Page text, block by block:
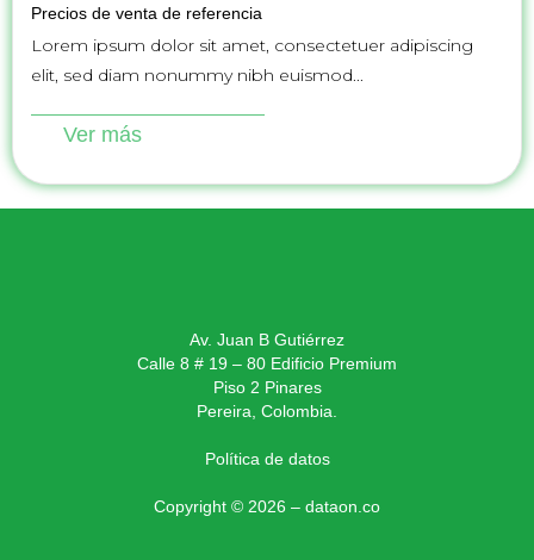
Precios de venta de referencia
Lorem ipsum dolor sit amet, consectetuer adipiscing
elit, sed diam nonummy nibh euismod...
Ver más
Av. Juan B Gutiérrez
Calle 8 # 19 – 80 Edificio Premium
Piso 2 Pinares
Pereira, Colombia.
Política de datos
Copyright © 2026 – dataon.co